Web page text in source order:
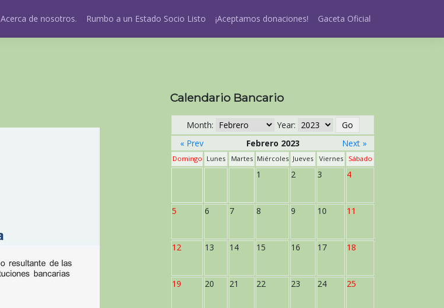
Acerca de nosotros. Rumbo a un Estado Socio Listo ¡Aceptamos donaciones! Gaceta Oficial
Calendario Bancario
Month:
Year:
« Prev
Febrero 2023 Next »
Domingo Lunes Martes Miércoles Jueves Viernes Sábado
1 2 3 4
5 6 7 8 9 10 11
12 13 14 15 16 17 18
19 20 21 22 23 24 25